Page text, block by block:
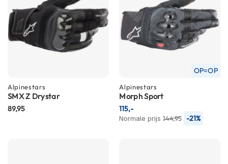
n
m
e
t
e
v
i
Alpinestars
SMX Z Drystar
89,95
OP=OP
Alpinestars
Morph Sport
Normale prijs 144,95 -21%
115,-